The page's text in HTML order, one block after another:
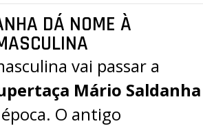
DÁ NOME À
vai passar a
Mário Saldanha
O antigo